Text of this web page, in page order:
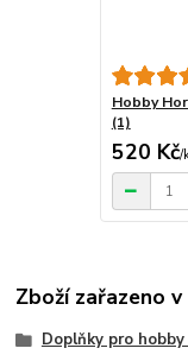
Hobby
(1)
520 Kč/
Zboží zařazeno
Doplňky pro